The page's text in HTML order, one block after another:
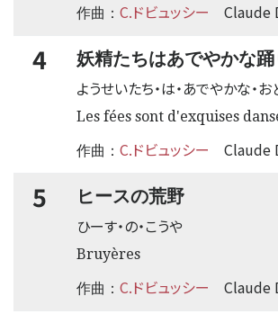
作曲： C.ドビュッシー Claude
4 妖精たちはあでやかな
ようせいたち・は・あでやかな・お
Les fées sont d'exquises
作曲： C.ドビュッシー Claude
5 ヒースの荒野
ひーす・の・こうや
Bruyères
作曲： C.ドビュッシー Claude